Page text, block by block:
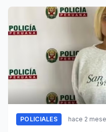
POLICIALES hace 2